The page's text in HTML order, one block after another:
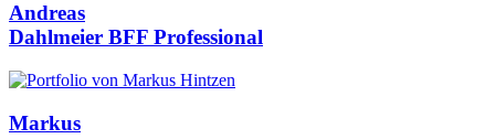
Andreas
Dahlmeier BFF Professional
Markus